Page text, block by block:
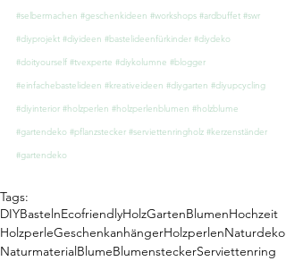
#selbermachen #geschenkideen #workshops #ardbuffet #swr
#diyprojekt #diyideen #bastelideenfürkinder #diydeko
#doityourself #tvexperte #diykolumne #blogger
#einfachebastelideen #kreativeideen #diygarten #diyupcycling
#diyinterior #holzperlen #holzperlenblumen #holzblume
#gartendeko #pflanzstecker #serviettenringholz #kerzenständer
#gartendeko
Tags:
DIYBastelnEcofriendlyHolzGartenBlumenHochzeit
HolzperleGeschenkanhängerHolzperlenNaturdeko
Naturmaterial BlumeBlumensteckerServiettenring